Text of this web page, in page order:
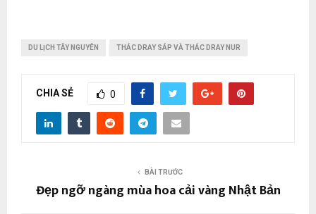
DU LỊCH TÂY NGUYÊN THÁC DRAY SÁP VÀ THÁC DRAY NUR
CHIA SẺ 0
BÀI TRƯỚC
Đẹp ngỡ ngàng mùa hoa cải vàng Nhật Bản